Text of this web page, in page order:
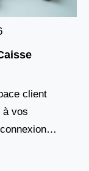
client
à vos